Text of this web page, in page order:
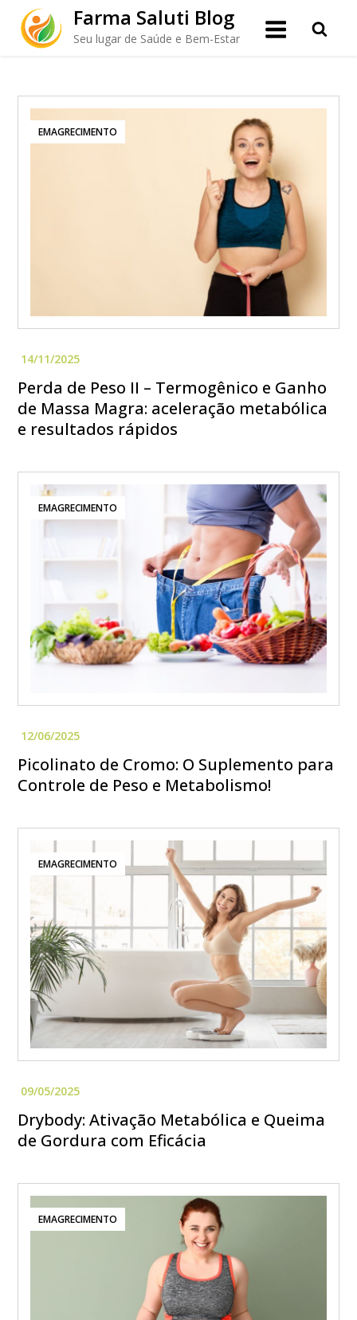
content
Farma Saluti Blog
Seu lugar de Saúde e Bem-Estar
EMAGRECIMENTO
Perda de Peso II – Termogênico e Ganho
de Massa Magra: aceleração metabólica
e resultados rápidos
EMAGRECIMENTO
Picolinato de Cromo: O Suplemento para
Controle de Peso e Metabolismo!
EMAGRECIMENTO
Drybody: Ativação Metabólica e Queima
de Gordura com Eficácia
EMAGRECIMENTO